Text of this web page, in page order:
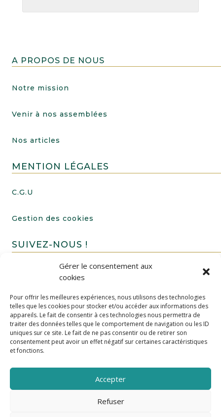
Gérer le consentement aux
cookies
Pour offrir les meilleures expériences, nous utilisons des technologies
telles que les cookies pour stocker et/ou accéder aux informations des
appareils. Le fait de consentir à ces technologies nous permettra de
traiter des données telles que le comportement de navigation ou les ID
uniques sur ce site. Le fait de ne pas consentir ou de retirer son
consentement peut avoir un effet négatif sur certaines caractéristiques
et fonctions.
Accepter
Refuser
A PROPOS DE NOUS
Notre mission
Venir à nos assemblées
Nos articles
MENTION LÉGALES
C.G.U
Gestion des cookies
SUIVEZ-NOUS !
FAIRE UN DON